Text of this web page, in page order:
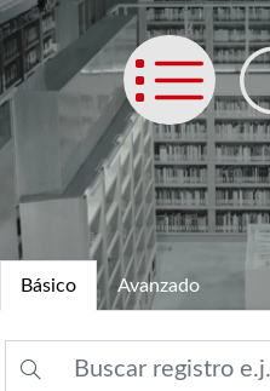
List
Básico Avanzado